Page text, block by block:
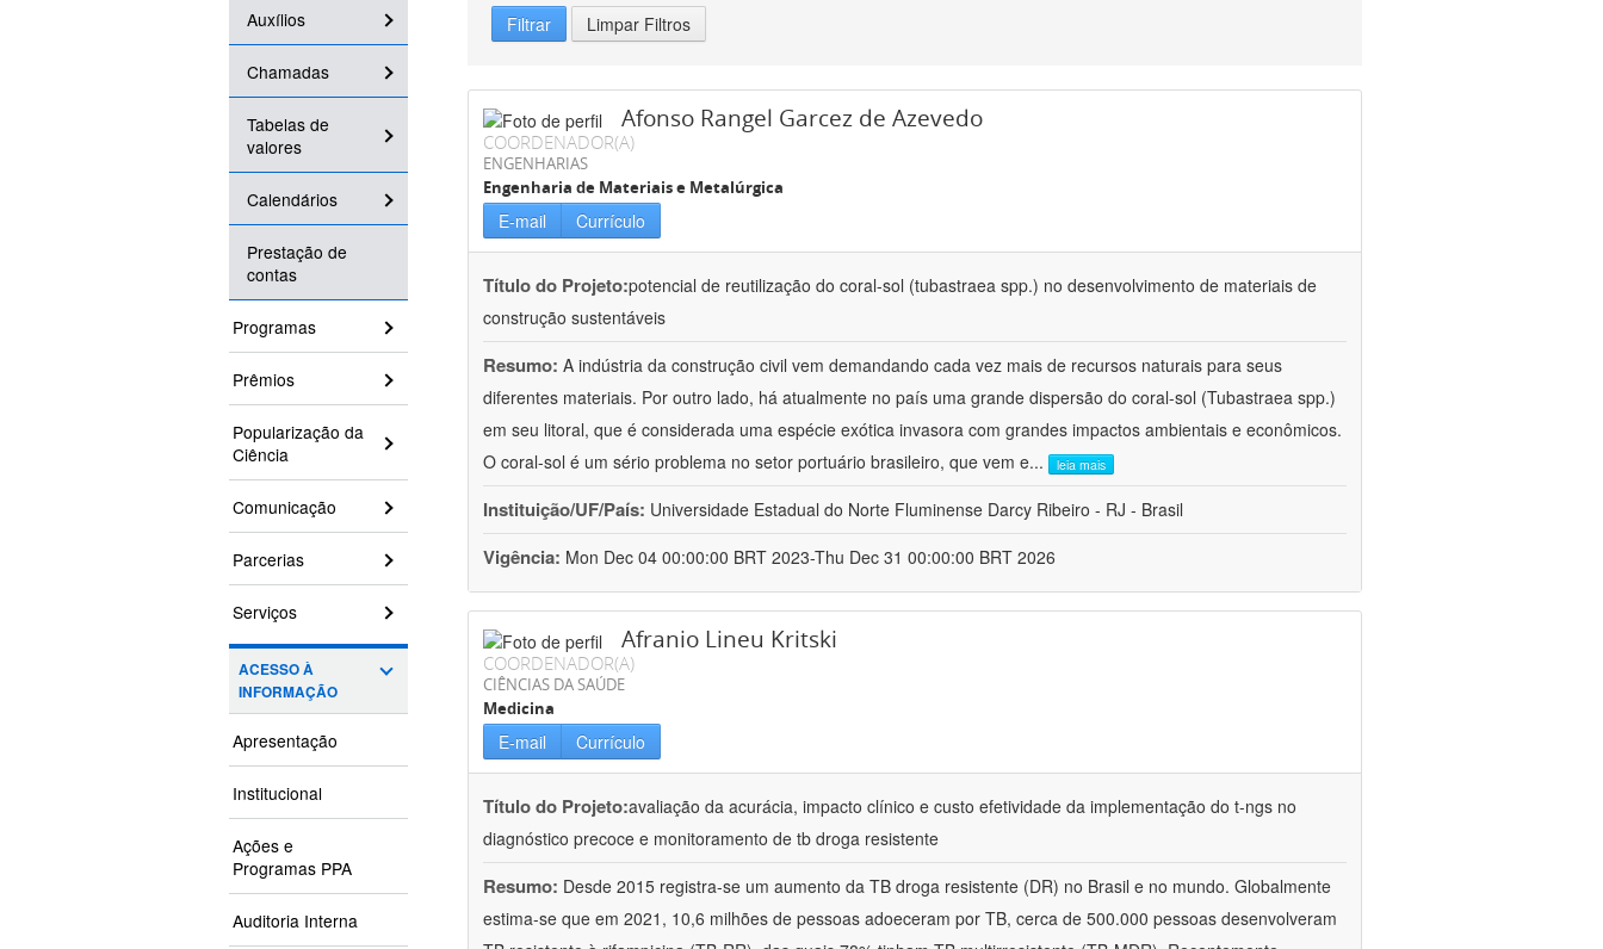
Auxílios
Chamadas
Tabelas de
valores
Calendários
Prestação de
contas
Programas
Prêmios
Popularização da
Ciência
Comunicação
Parcerias
Serviços
ACESSO À
INFORMAÇÃO
Apresentação
Institucional
Ações e
Programas PPA
Auditoria Interna
Filtrar Limpar Filtros
Afonso Rangel Garcez de Azevedo
COORDENADOR(A)
ENGENHARIAS
Engenharia de Materiais e Metalúrgica
E-mail Currículo
Título do Projeto:potencial de reutilização do coral-sol (tubastraea spp.) no desenvolvimento de materiais de
construção sustentáveis
Resumo: A indústria da construção civil vem demandando cada vez mais de recursos naturais para seus
diferentes materiais. Por outro lado, há atualmente no país uma grande dispersão do coral-sol (Tubastraea spp.)
em seu litoral, que é considerada uma espécie exótica invasora com grandes impactos ambientais e econômicos.
O coral-sol é um sério problema no setor portuário brasileiro, que vem e... leia mais
Instituição/UF/País: Universidade Estadual do Norte Fluminense Darcy Ribeiro - RJ - Brasil
Vigência: Mon Dec 04 00:00:00 BRT 2023-Thu Dec 31 00:00:00 BRT 2026
Afranio Lineu Kritski
COORDENADOR(A)
CIÊNCIAS DA SAÚDE
Medicina
E-mail Currículo
Título do Projeto:avaliação da acurácia, impacto clínico e custo efetividade da implementação do t-ngs no
diagnóstico precoce e monitoramento de tb droga resistente
Resumo: Desde 2015 registra-se um aumento da TB droga resistente (DR) no Brasil e no mundo. Globalmente
estima-se que em 2021, 10,6 milhões de pessoas adoeceram por TB, cerca de 500.000 pessoas desenvolveram